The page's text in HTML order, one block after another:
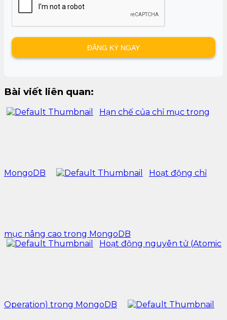
Bài viết liên quan:
Hạn chế của chỉ mục trong
MongoDB Hoạt động chỉ
mục nâng cao trong MongoDB
Hoạt động nguyên tử (Atomic
Operation) trong MongoDB